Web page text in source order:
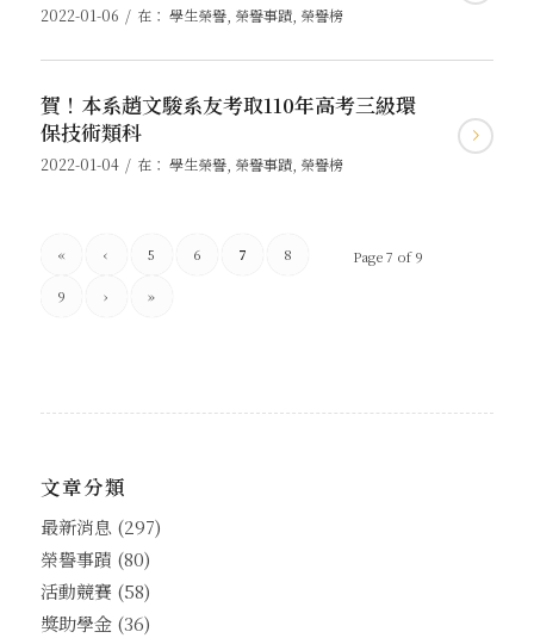
2022-01-06 / 在： 學生榮譽, 榮譽事蹟, 榮譽榜
賀！本系趙文駿系友考取110年高考三級環
保技術類科
2022-01-04 / 在： 學生榮譽, 榮譽事蹟, 榮譽榜
Page 7 of 9
« ‹ 5 6 7 8
9 › »
文章分類
最新消息 (297)
榮譽事蹟 (80)
活動競賽 (58)
獎助學金(36)